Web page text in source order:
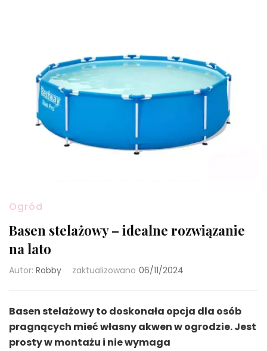
Ogród
Basen stelażowy – idealne rozwiązanie
na lato
Autor: Robby zaktualizowano 06/11/2024
Basen stelażowy to doskonała opcja dla osób
pragnących mieć własny akwen w ogrodzie. Jest
prosty w montażu i nie wymaga